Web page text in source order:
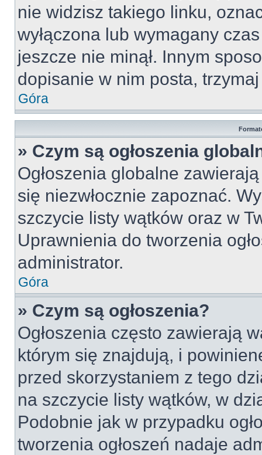
nie widzisz takiego linku,
wyłączona lub wymagany
jeszcze nie minął. Innym
dopisanie w nim posta,
Góra
» Czym są ogłoszenia
Ogłoszenia globalne
się niezwłocznie zapoznać.
szczycie listy wątków oraz w
Uprawnienia do tworzenia
administrator.
Góra
» Czym są ogłoszenia?
Ogłoszenia często zawierają
którym się znajdują, i
przed skorzystaniem z tego
na szczycie listy wątków, w
Podobnie jak w przypadku
tworzenia ogłoszeń nadaje